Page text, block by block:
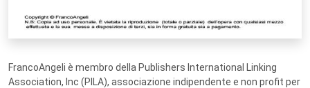
FrancoAngeli è membro della Publishers International Linking
Association, Inc (PILA), associazione indipendente e non profit per